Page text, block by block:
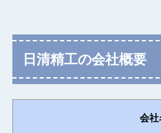
日清精工の会社概要
会社